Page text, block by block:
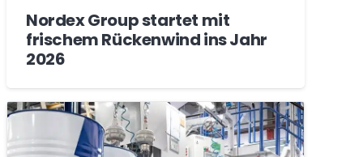
Nordex Group startet mit
frischem Rückenwind ins Jahr
2026